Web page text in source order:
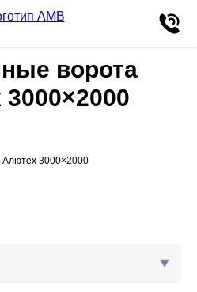
ворота
3000×2000